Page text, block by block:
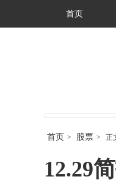
首页
首页 > 股票 > 正
12.29